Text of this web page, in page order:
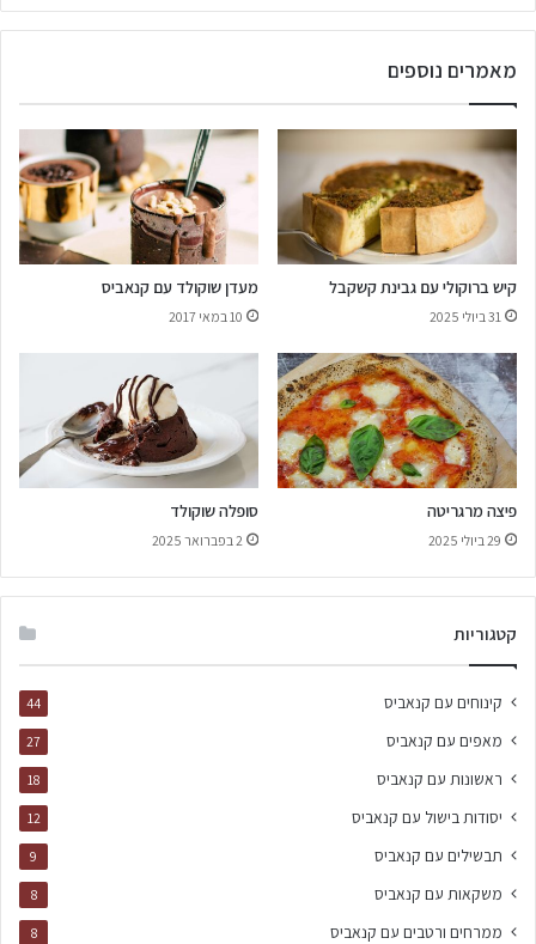
מאמרים נוספים
קיש ברוקולי עם גבינת קשקבל
31 ביולי 2025
מעדן שוקולד עם קנאביס
10 במאי 2017
פיצה מרגריטה
29 ביולי 2025
סופלה שוקולד
2 בפברואר 2025
קטגוריות
קינוחים עם קנאביס 44
מאפים עם קנאביס 27
ראשונות עם קנאביס 18
יסודות בישול עם קנאביס 12
תבשילים עם קנאביס 9
משקאות עם קנאביס 8
ממרחים ורטבים עם קנאביס 8